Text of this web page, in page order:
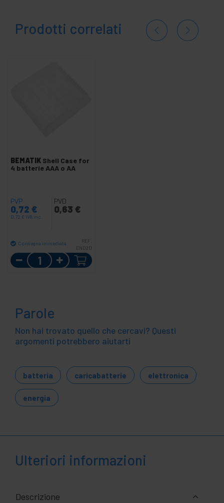
Prodotti correlati
BEMATIK Shell Case for
4 batterie AAA o AA
PVP
0,72 €
0,72 € IVA inc.
PVD
0,63 €
Consegna immediata
REF:
EN020
Quantità
Parole
Non hai trovato quello che cercavi? Questi
argomenti potrebbero aiutarti
batteria caricabatterie elettronica
energia
Ulteriori informazioni
Descrizione